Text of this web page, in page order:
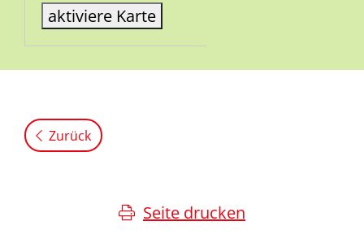
aktiviere Karte
Zurück
Seite drucken